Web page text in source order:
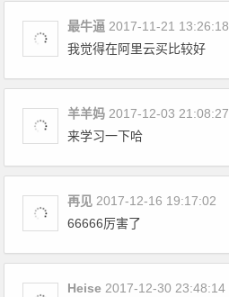
最牛逼 2017-11-21 13:26:18
我觉得在阿里云买比较好
羊羊妈 2017-12-03 21:08:27
来学习一下哈
再见 2017-12-16 19:17:02
66666厉害了
Heise 2017-12-30 23:48:14